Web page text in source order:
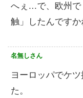
へぇ…で、欧州で
触」したんですか
名無しさん
ヨーロッパでケ
た。